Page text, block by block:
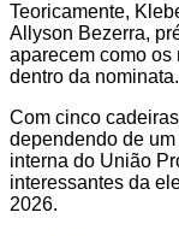
Teoricamente,
Allyson Bezerra,
aparecem como os
dentro da nominata.
Com cinco
dependendo de
interna do União
interessantes da
2026.